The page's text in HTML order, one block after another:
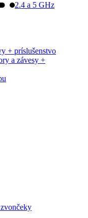
2.4 a 5 GHz
+ príslušenstvo
a závesy +